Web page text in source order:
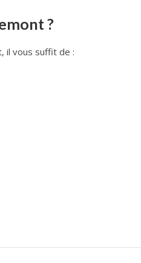
?
il vous suffit de :